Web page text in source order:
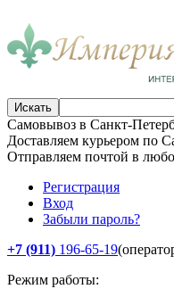
Искать
Самовывоз в Санкт-
Доставляем курьером по
Отправляем почтой в
Регистрация
Вход
Забыли пароль?
+7 (911) 196-65-19
Режим работы: